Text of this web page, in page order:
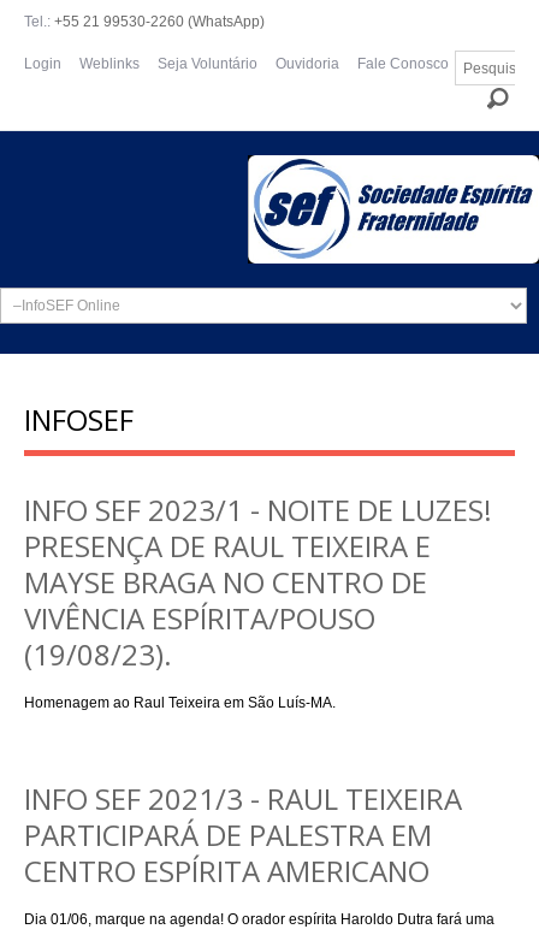
Tel.: +55 21 99530-2260 (WhatsApp)
Login Weblinks Seja Voluntário Ouvidoria Fale Conosco Pesquisar...
INFOSEF
INFO SEF 2023/1 - NOITE DE LUZES!
PRESENÇA DE RAUL TEIXEIRA E
MAYSE BRAGA NO CENTRO DE
VIVÊNCIA ESPÍRITA/POUSO
(19/08/23).
Homenagem ao Raul Teixeira em São Luís-MA.
INFO SEF 2021/3 - RAUL TEIXEIRA
PARTICIPARÁ DE PALESTRA EM
CENTRO ESPÍRITA AMERICANO
Dia 01/06, marque na agenda! O orador espírita Haroldo Dutra fará uma